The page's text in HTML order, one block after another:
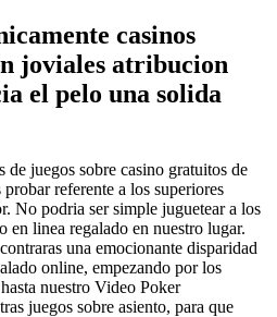
casinos
joviales atribucion
el pelo una solida
de juegos sobre casino gratuitos de
referente a los superiores
No podria ser simple juguetear a los
en linea regalado en nuestro lugar.
una emocionante disparidad
online, empezando por los
nuestro Video Poker
juegos sobre asiento, para que